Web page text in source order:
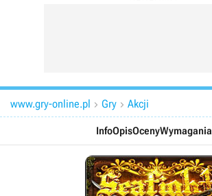
www.gry-online.pl  Gry  Akcji
InfoOpisOcenyWymagania